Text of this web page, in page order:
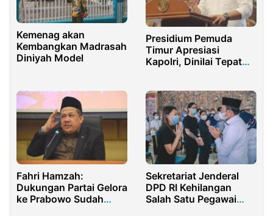
Kemenag akan
Kembangkan Madrasah
Diniyah Model
Presidium Pemuda
Timur Apresiasi
Kapolri, Dinilai Tepat
Fahri Hamzah:
Dukungan Partai Gelora
ke Prabowo Sudah
Sekretariat Jenderal
DPD RI Kehilangan
Salah Satu Pegawai